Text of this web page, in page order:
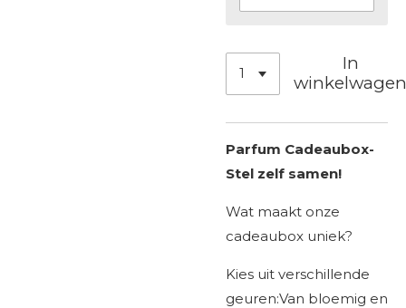
In
Parfum Cadeaubox-
Stel zelf samen!
Wat maakt onze
cadeaubox uniek?
Kies uit verschillende
geuren:Van bloemig en